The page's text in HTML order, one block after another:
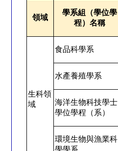
領域
學系組（學位學
程）名稱
生科領
域
食品科學系
水產養殖學系
海洋生物科技學士
學位學程（系）
環境生物與漁業科